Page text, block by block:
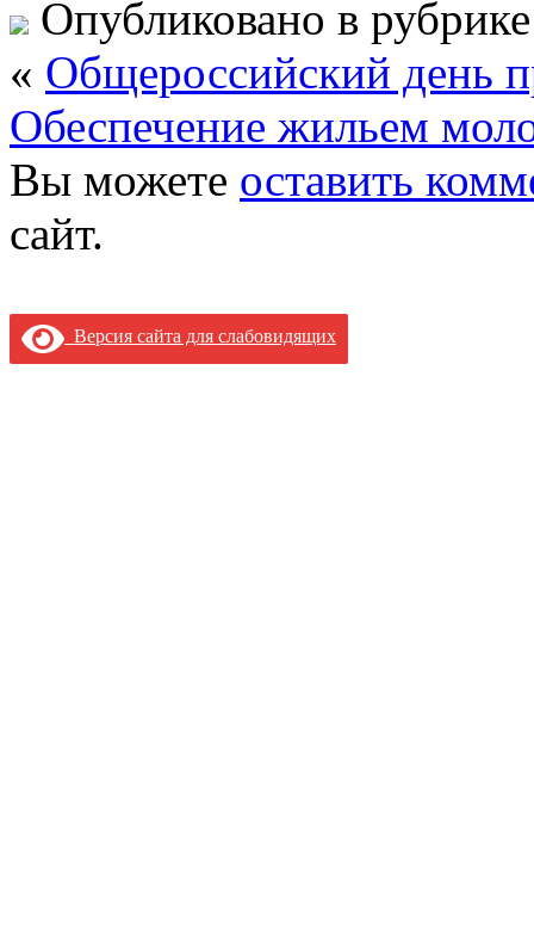
Опубликовано в
« Общероссийский день
Обеспечение жильем
Вы можете оставить
сайт.
Версия сайта для слабовидящих